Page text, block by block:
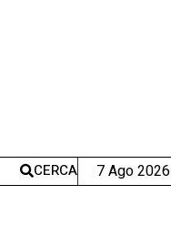
CERCA 7 Ago 2026